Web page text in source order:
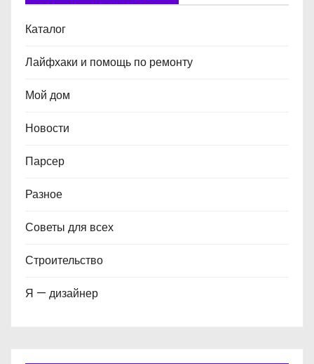
Каталог
Лайфхаки и помощь по ремонту
Мой дом
Новости
Парсер
Разное
Советы для всех
Строительство
Я — дизайнер